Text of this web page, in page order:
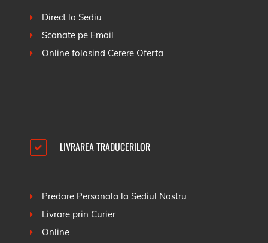
Direct la Sediu
Scanate pe Email
Online folosind Cerere Oferta
LIVRAREA TRADUCERILOR
Predare Personala la Sediul Nostru
Livrare prin Curier
Online